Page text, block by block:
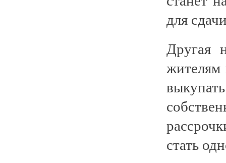
для
Другая
жителям
стать